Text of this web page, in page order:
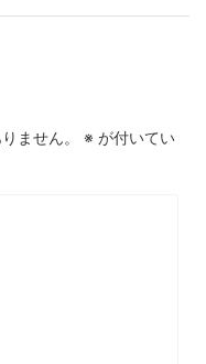
ません。 ※ が付いてい